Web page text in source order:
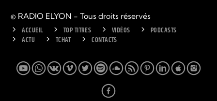
© RADIO ELYON - Tous droits réservés
ACCUEIL TOP TITRES VIDÉOS
PODCASTS
ACTU
TCHAT CONTACTS